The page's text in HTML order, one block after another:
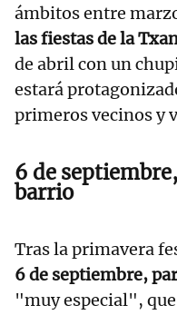
ámbitos entre
las fiestas de la
de abril con un
estará
primeros vecinos y
6 de
barrio
Tras la primavera
6 de septiembre,
"muy especial",